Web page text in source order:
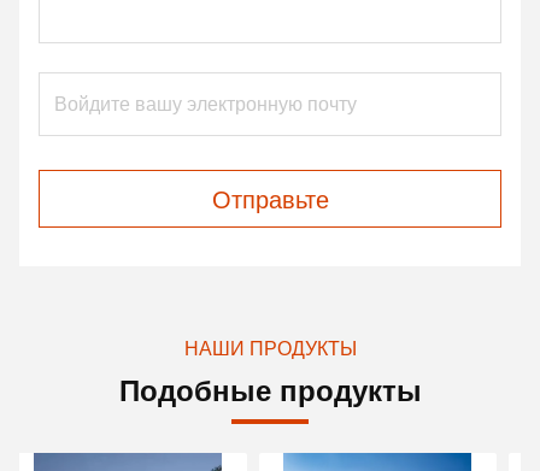
Отправьте
НАШИ ПРОДУКТЫ
Подобные продукты